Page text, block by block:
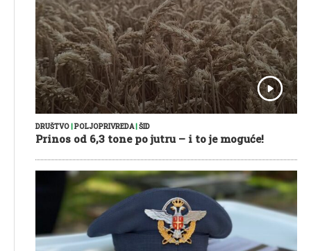
DRUŠTVO POLJOPRIVREDA| ŠID
Prinos od 6,3 tone po jutru – i to je moguće!